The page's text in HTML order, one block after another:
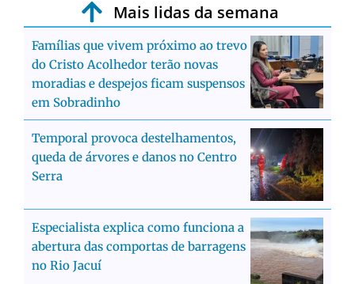
Mais lidas da semana
Famílias que vivem próximo ao trevo
do Cristo Acolhedor terão novas
moradias e despejos ficam suspensos
em Sobradinho
Temporal provoca destelhamentos,
queda de árvores e danos no Centro
Serra
Especialista explica como funciona a
abertura das comportas de barragens
no Rio Jacuí